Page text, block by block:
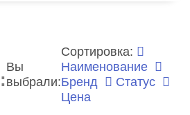
Вы
выбрали:
Сортировка:
Наименование
Бренд
Статус
Цена